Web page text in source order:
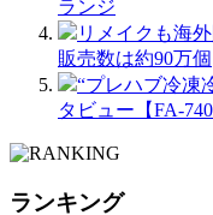
ランジ
リメイクも海
販売数は約90万個
“プレハブ冷凍
タビュー【FA-
ランキング